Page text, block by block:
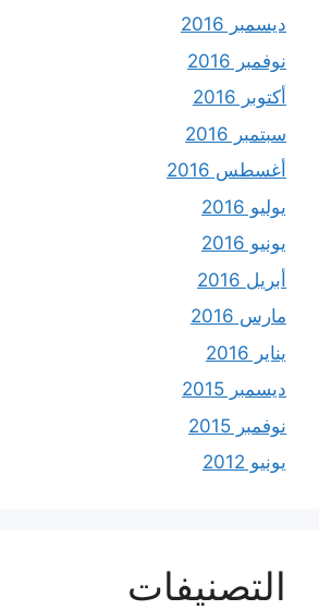
ديسمبر 2016
نوفمبر 2016
أكتوبر 2016
سبتمبر 2016
أغسطس 2016
يوليو 2016
يونيو 2016
أبريل 2016
مارس 2016
يناير 2016
ديسمبر 2015
نوفمبر 2015
يونيو 2012
التصنيفات